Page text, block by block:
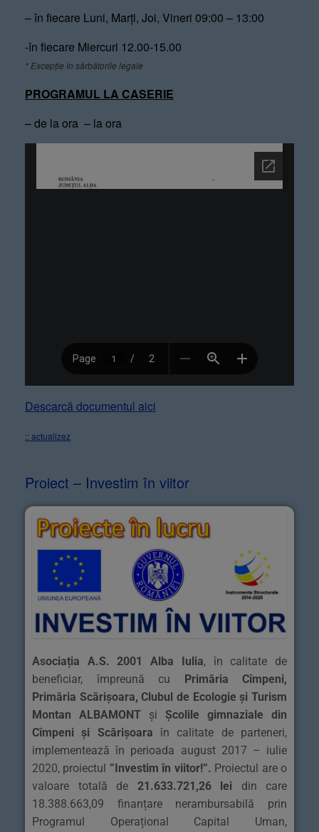
– în fiecare Luni, Marți, Joi, Vineri 09:00 – 13:00
-în fiecare Miercuri 12.00-15.00
* Excepție în sărbătorile legale
PROGRAMUL LA CASERIE
– de la ora – la ora
Descarcă documentul aici
:: actualizez
Proiect – Investim în viitor
Asociația A.S. 2001 Alba Iulia, în calitate de
beneficiar, împreună cu
Primăria Cîmpeni,
Primăria Scărișoara, Clubul de Ecologie și Turism
Montan ALBAMONT și Școlile gimnaziale din
Cîmpeni și Scărișoara în calitate de parteneri,
implementează în perioada august 2017 – iulie
2020, proiectul ”Investim în viitor!”. Proiectul are o
valoare totală de 21.633.721,26 lei din care
18.388.663,09 finanțare nerambursabilă prin
Programul Operațional Capital Uman,